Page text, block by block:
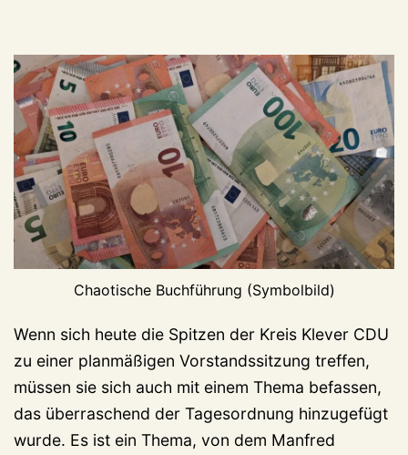
Chaotische Buchführung (Symbolbild)
Wenn sich heute die Spitzen der Kreis Klever CDU
zu einer planmäßigen Vorstandssitzung treffen,
müssen sie sich auch mit einem Thema befassen,
das überraschend der Tagesordnung hinzugefügt
wurde. Es ist ein Thema, von dem Manfred